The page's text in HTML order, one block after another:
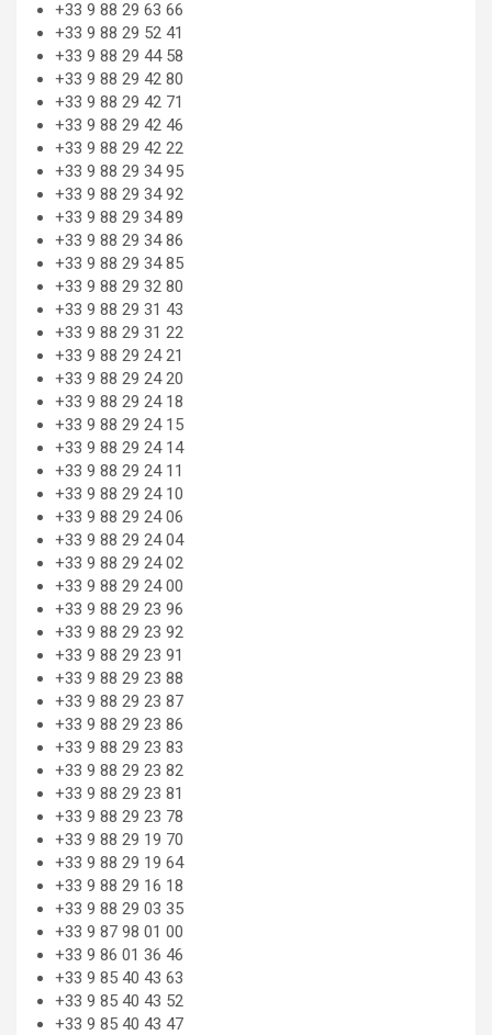
+33 9 88 29 63 66
+33 9 88 29 52 41
+33 9 88 29 44 58
+33 9 88 29 42 80
+33 9 88 29 42 71
+33 9 88 29 42 46
+33 9 88 29 42 22
+33 9 88 29 34 95
+33 9 88 29 34 92
+33 9 88 29 34 89
+33 9 88 29 34 86
+33 9 88 29 34 85
+33 9 88 29 32 80
+33 9 88 29 31 43
+33 9 88 29 31 22
+33 9 88 29 24 21
+33 9 88 29 24 20
+33 9 88 29 24 18
+33 9 88 29 24 15
+33 9 88 29 24 14
+33 9 88 29 24 11
+33 9 88 29 24 10
+33 9 88 29 24 06
+33 9 88 29 24 04
+33 9 88 29 24 02
+33 9 88 29 24 00
+33 9 88 29 23 96
+33 9 88 29 23 92
+33 9 88 29 23 91
+33 9 88 29 23 88
+33 9 88 29 23 87
+33 9 88 29 23 86
+33 9 88 29 23 83
+33 9 88 29 23 82
+33 9 88 29 23 81
+33 9 88 29 23 78
+33 9 88 29 19 70
+33 9 88 29 19 64
+33 9 88 29 16 18
+33 9 88 29 03 35
+33 9 87 98 01 00
+33 9 86 01 36 46
+33 9 85 40 43 63
+33 9 85 40 43 52
+33 9 85 40 43 47